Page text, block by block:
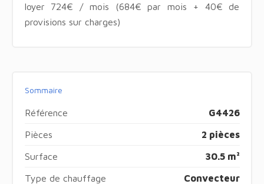
loyer 724€ / mois (684€ par mois + 40€ de
provisions sur charges)
Sommaire
Référence G4426
Pièces 2 pièces
Surface 30.5 m²
Type de chauffage Convecteur